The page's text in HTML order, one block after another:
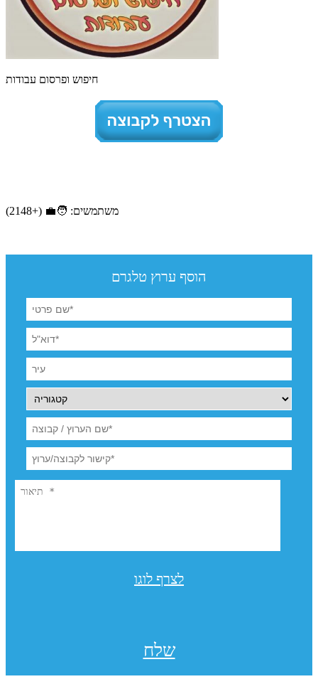
חיפוש ופרסום עבודות
משתמשים: 🧑‍💼 (+2148)
הוסף ערוץ טלגרם
לצרף לוגו
שלח